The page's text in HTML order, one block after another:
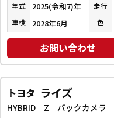
年式 2025(令和7)年 走行
車検 2028年6月 色
お問い合わせ
トヨタ ライズ